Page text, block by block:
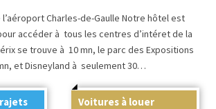
l’aéroport Charles-de-Gaulle Notre hôtel est
accéder à tous les centres d’intéret de la
se trouve à 10 mn, le parc des Expositions
et Disneyland à seulement 30…
Voitures à louer